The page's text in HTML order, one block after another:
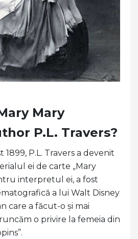
Mary
P.L. Travers?
1899, P.L. Travers a devenit
ei de carte „Mary
interpretul ei, a fost
a lui Walt Disney
care a făcut-o și mai
o privire la femeia din